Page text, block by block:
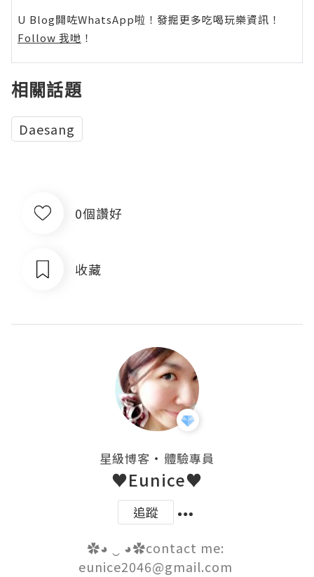
U Blog開咗WhatsApp啦！發掘更多吃喝玩樂資訊！
Follow 我哋 ！
相關話題
Daesang
0個讚好
收藏
星級博客 ・ 體驗專員
♥Eunice♥
追蹤
✿◕ ‿ ◕✿contact me:
eunice2046@gmail.com